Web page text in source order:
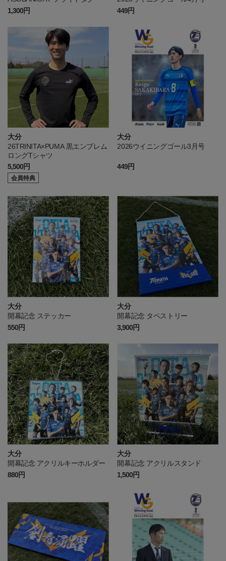
1,300円
449円
大分
26TRINITA×PUMA 黒エンブレム
ロングTシャツ
5,500円
会員特典
大分
2026ウイニングゴール3月号
449円
大分
開幕記念 ステッカー
550円
大分
開幕記念 タペストリー
3,900円
大分
開幕記念 アクリルキーホルダー
880円
大分
開幕記念 アクリルスタンド
1,500円